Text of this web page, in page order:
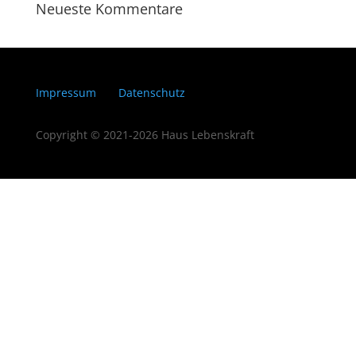
Neueste Kommentare
Impressum Datenschutz
Copyright © 2021-2026 Haus Lebenskraft